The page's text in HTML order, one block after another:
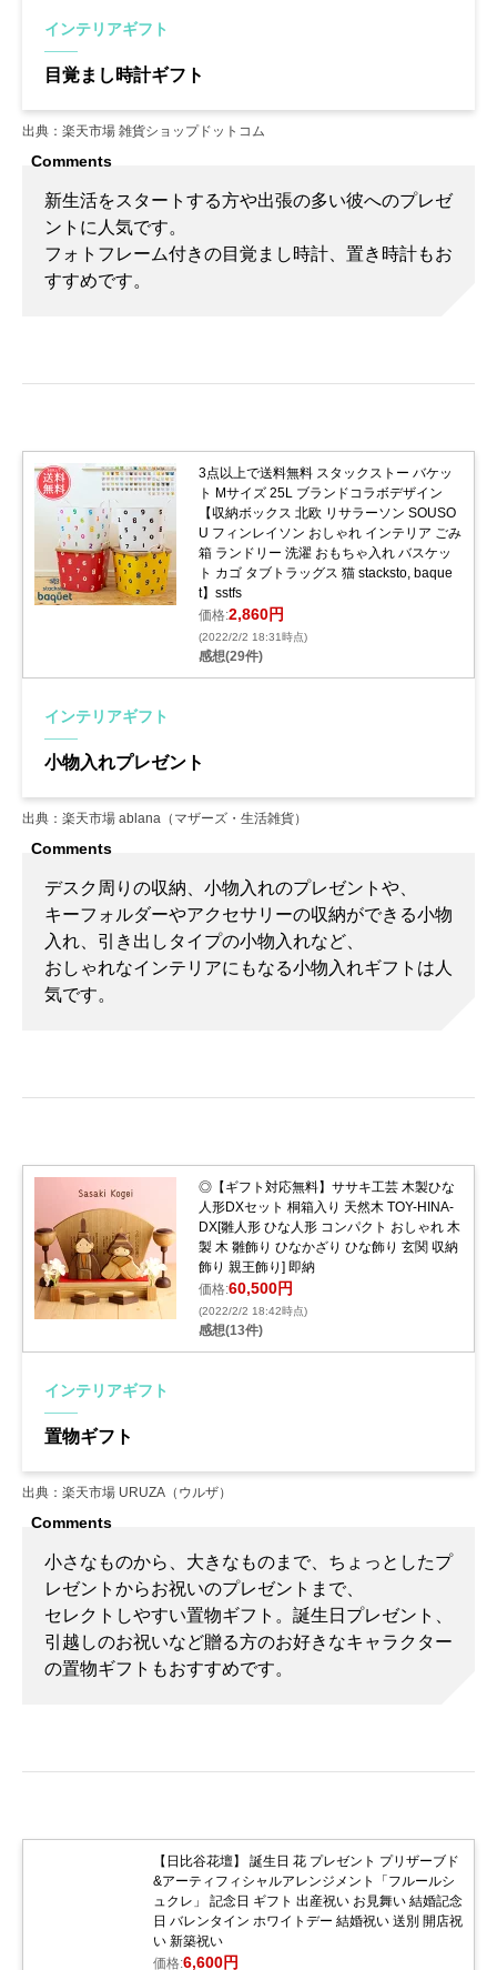
インテリアギフト
目覚まし時計ギフト
出典：楽天市場 雑貨ショップドットコム
新生活をスタートする方や出張の多い彼へのプレゼ
ントに人気です。
フォトフレーム付きの目覚まし時計、置き時計もお
すすめです。
3点以上で送料無料 スタックストー バケッ
ト Mサイズ 25L ブランドコラボデザイン
【収納ボックス 北欧 リサラーソン SOUSO
U フィンレイソン おしゃれ インテリア ごみ
箱 ランドリー 洗濯 おもちゃ入れ バスケッ
ト カゴ タブトラッグス 猫 stacksto, baque
t】sstfs
価格:2,860円
(2022/2/2 18:31時点)
感想(29件)
インテリアギフト
小物入れプレゼント
出典：楽天市場 ablana（マザーズ・生活雑貨）
デスク周りの収納、小物入れのプレゼントや、
キーフォルダーやアクセサリーの収納ができる小物
入れ、引き出しタイプの小物入れなど、
おしゃれなインテリアにもなる小物入れギフトは人
気です。
◎【ギフト対応無料】ササキ工芸 木製ひな
人形DXセット 桐箱入り 天然木 TOY-HINA-
DX[雛人形 ひな人形 コンパクト おしゃれ 木
製 木 雛飾り ひなかざり ひな飾り 玄関 収納
飾り 親王飾り] 即納
価格:60,500円
(2022/2/2 18:42時点)
感想(13件)
インテリアギフト
置物ギフト
出典：楽天市場 URUZA（ウルザ）
小さなものから、大きなものまで、ちょっとしたプ
レゼントからお祝いのプレゼントまで、
セレクトしやすい置物ギフト。誕生日プレゼント、
引越しのお祝いなど贈る方のお好きなキャラクター
の置物ギフトもおすすめです。
【日比谷花壇】 誕生日 花 プレゼント プリザーブド
&アーティフィシャルアレンジメント「フルールシ
ュクレ」 記念日 ギフト 出産祝い お見舞い 結婚記念
日 バレンタイン ホワイトデー 結婚祝い 送別 開店祝
い 新築祝い
価格:6,600円